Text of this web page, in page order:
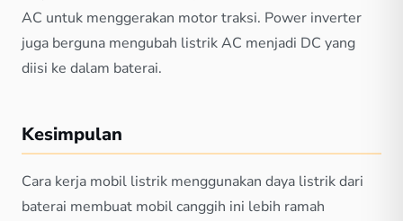
AC untuk menggerakan motor traksi. Power inverter
juga berguna mengubah listrik AC menjadi DC yang
diisi ke dalam baterai.
Kesimpulan
Cara kerja mobil listrik menggunakan daya listrik dari
baterai membuat mobil canggih ini lebih ramah